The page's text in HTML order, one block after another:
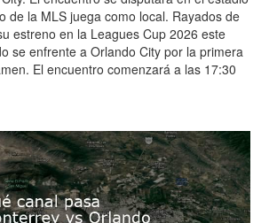
de la MLS juega como local. Rayados de
estreno en la Leagues Cup 2026 este
se enfrente a Orlando City por la primera
El encuentro comenzará a las 17:30